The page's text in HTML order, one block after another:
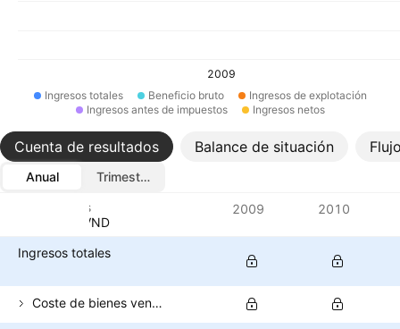
2009
Ingresos totales
Beneficio bruto
Ingresos de explotación
Ingresos antes de impuestos
Ingresos netos
Cuenta de resultados Balance de situación
Anual
Trimestral
Métricas
Divisa: VND
2009 2010
Ingresos totales
Coste de bienes vendidos